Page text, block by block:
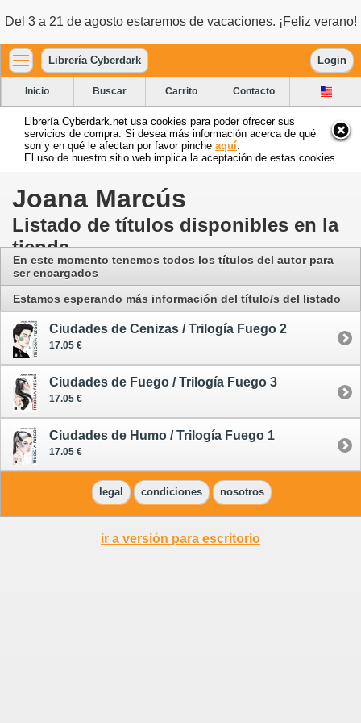
Del 3 a 21 de agosto estaremos de vacaciones. ¡Feliz verano!
Librería Cyberdark Login
Inicio Buscar Carrito Contacto
Librería Cyberdark.net usa cookies para poder ofrecer sus
servicios de compra. Si desea más información acerca de qué
son y en qué le afectan por favor pinche aquí
El uso de nuestro sitio web implica la aceptación de estas cookies.
Joana Marcús
Listado de títulos disponibles en la
tienda
En este momento tenemos todos los títulos del autor para
ser encargados
Estamos esperando más información del título/s del listado
Ciudades de Cenizas / Trilogía Fuego 2
17.05 €
Ciudades de Fuego / Trilogía Fuego 3
17.05 €
Ciudades de Humo / Trilogía Fuego 1
17.05 €
legal condiciones nosotros
ir a versión para escritorio